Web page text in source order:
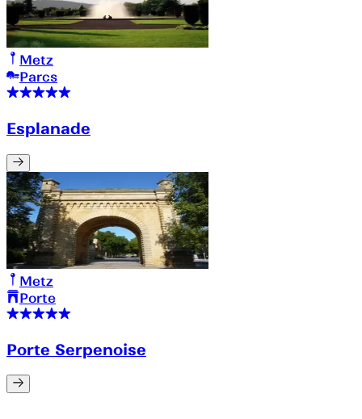
Metz
Parcs
Esplanade
Metz
Porte
Porte Serpenoise